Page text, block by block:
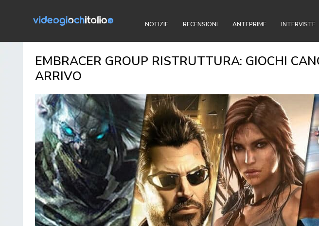
NOTIZIE RECENSIONI ANTEPRIME INTERVISTE
EMBRACER GROUP RISTRUTTURA: GIOCHI
ARRIVO